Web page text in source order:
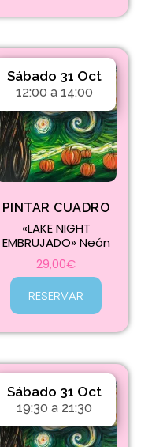
Sábado 31 Oct
12:00 a 14:00
PINTAR CUADRO
«LAKE NIGHT
EMBRUJADO» Neón
29,00€
RESERVAR
Sábado 31 Oct
19:30 a 21:30